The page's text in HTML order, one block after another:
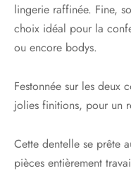
lingerie raffinée. Fine,
choix idéal pour la
ou encore bodys.
Festonnée sur les deux
jolies finitions, pour un
Cette dentelle se prête
pièces entièrement